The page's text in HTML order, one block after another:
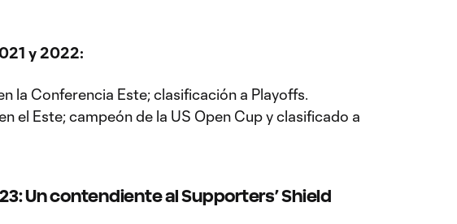
y 2022:
la Conferencia Este; clasificación a Playoffs.
el Este; campeón de la US Open Cup y clasificado a
Un contendiente al Supporters’ Shield